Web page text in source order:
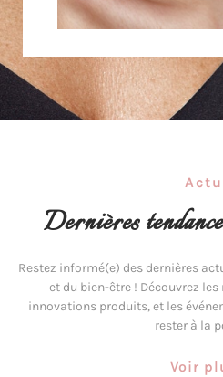
Actu
Dernières
Restez informé(e) des dernières
et du bien-être ! Découvrez
innovations produits, et les
rester à la
Voir